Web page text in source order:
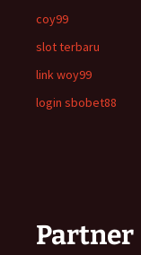
coy99
slot terbaru
link woy99
login sbobet88
Partner